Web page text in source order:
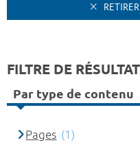
FILTRE DE
Par type de contenu
Pages (1)